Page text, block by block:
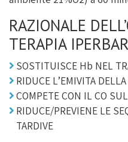
RAZIONALE
TERAPIA
SOSTITUISCE Hb NEL
RIDUCE L’EMIVITA
COMPETE CON IL CO
RIDUCE/PREVIENE LE
TARDIVE